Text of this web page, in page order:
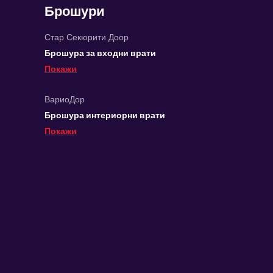
Брошури
Стар Секюрити Доор
Брошура за входни врати
Покажи
ВариоДор
Брошура интериорни врати
Покажи